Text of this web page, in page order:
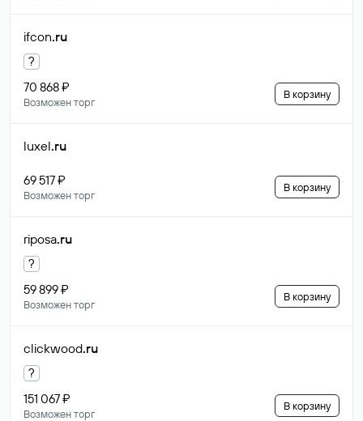
ifcon.ru
?
70 868 ₽
Возможен торг
В корзину
luxel.ru
69 517 ₽
Возможен торг
В корзину
riposa.ru
?
59 899 ₽
Возможен торг
В корзину
clickwood.ru
?
151 067 ₽
Возможен торг
В корзину